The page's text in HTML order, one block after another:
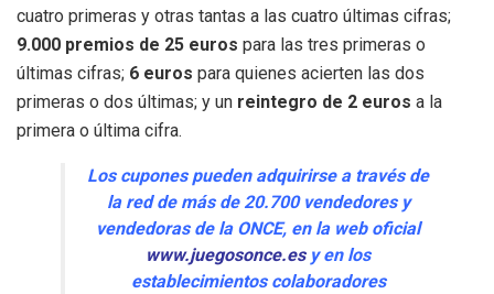
cuatro primeras y otras tantas a las cuatro últimas cifras;
9.000 premios de 25 euros para las tres primeras o
últimas cifras; 6 euros para quienes acierten las dos
primeras o dos últimas; y un reintegro de 2 euros a la
primera o última cifra.
Los cupones pueden adquirirse a través de
la red de más de 20.700 vendedores y
vendedoras de la ONCE, en la web oficial
www.juegosonce.esy en los
establecimientos colaboradores